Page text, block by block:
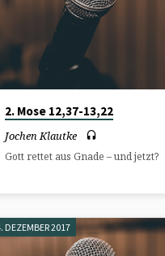
2. Mose 12,37-13,22
Jochen Klautke
Gott rettet aus Gnade – und jetzt?
DEZEMBER 2017